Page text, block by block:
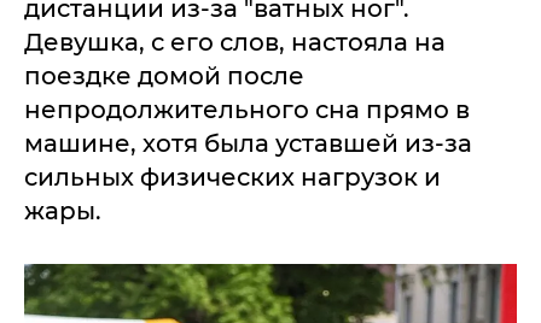
дистанции из-за "ватных ног".
Девушка, с его слов, настояла на
поездке домой после
непродолжительного сна прямо в
машине, хотя была уставшей из-за
сильных физических нагрузок и
жары.